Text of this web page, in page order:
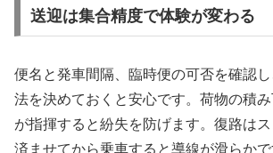
送迎は集合精度で体験が変わる
便名と発車間隔、臨時便の可否を確認
法を決めておくと安心です。荷物の積
が指揮すると紛失を防げます。復路は
済ませてから乗車すると導線が滑らかで